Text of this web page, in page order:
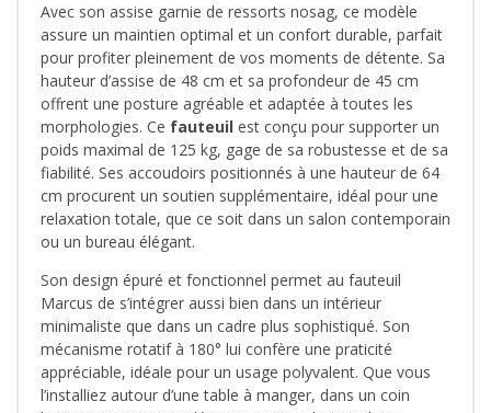
Avec son assise garnie de ressorts nosag, ce modèle
assure un maintien optimal et un confort durable, parfait
pour profiter pleinement de vos moments de détente. Sa
hauteur d’assise de 48 cm et sa profondeur de 45 cm
offrent une posture agréable et adaptée à toutes les
morphologies. Ce fauteuil est conçu pour supporter un
poids maximal de 125 kg, gage de sa robustesse et de sa
fiabilité. Ses accoudoirs positionnés à une hauteur de 64
cm procurent un soutien supplémentaire, idéal pour une
relaxation totale, que ce soit dans un salon contemporain
ou un bureau élégant.
Son design épuré et fonctionnel permet au fauteuil
Marcus de s’intégrer aussi bien dans un intérieur
minimaliste que dans un cadre plus sophistiqué. Son
mécanisme rotatif à 180° lui confère une praticité
appréciable, idéale pour un usage polyvalent. Que vous
l’installiez autour d’une table à manger, dans un coin